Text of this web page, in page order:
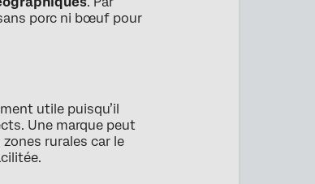
porc ni bœuf pour
utile puisqu’il
Une marque peut
rurales car le